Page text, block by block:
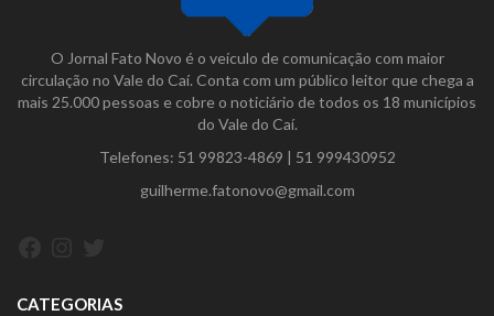
O Jornal Fato Novo é o veículo de comunicação com maior
circulação no Vale do Caí. Conta com um público leitor que chega a
mais 25.000 pessoas e cobre o noticiário de todos os 18 municípios
do Vale do Caí.
Telefones: 51 99823-4869 | 51 999430952
guilherme.fatonovo@gmail.com
CATEGORIAS